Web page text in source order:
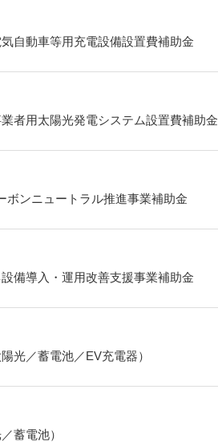
自動車等用充電設備設置費補助金
者用太陽光発電システム設置費補助金
ボンニュートラル推進事業補助金
備導入・運用改善支援事業補助金
光／蓄電池／EV充電器）
蓄電池）